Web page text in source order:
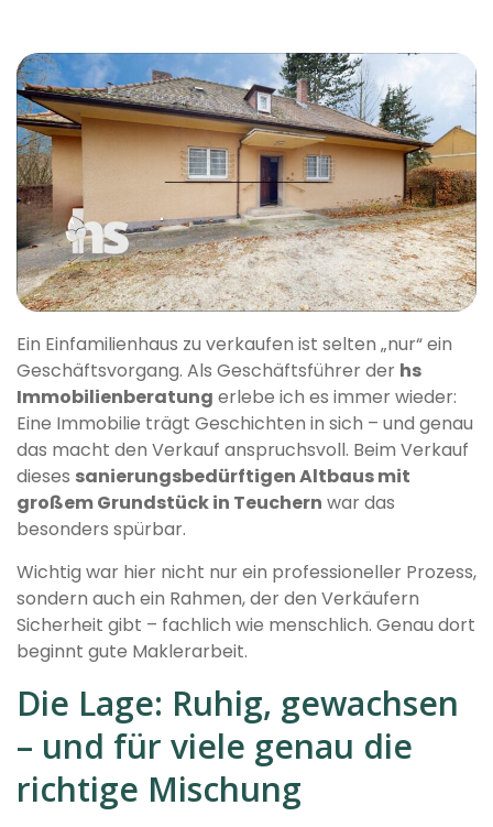
Ein Einfamilienhaus zu verkaufen ist selten „nur“ ein
Geschäftsvorgang. Als Geschäftsführer der hs
Immobilienberatung erlebe ich es immer wieder:
Eine Immobilie trägt Geschichten in sich – und genau
das macht den Verkauf anspruchsvoll. Beim Verkauf
dieses sanierungsbedürftigen Altbaus mit
großem Grundstück in Teuchern war das
besonders spürbar.
Wichtig war hier nicht nur ein professioneller Prozess,
sondern auch ein Rahmen, der den Verkäufern
Sicherheit gibt – fachlich wie menschlich. Genau dort
beginnt gute Maklerarbeit.
Die Lage: Ruhig, gewachsen
– und für viele genau die
richtige Mischung